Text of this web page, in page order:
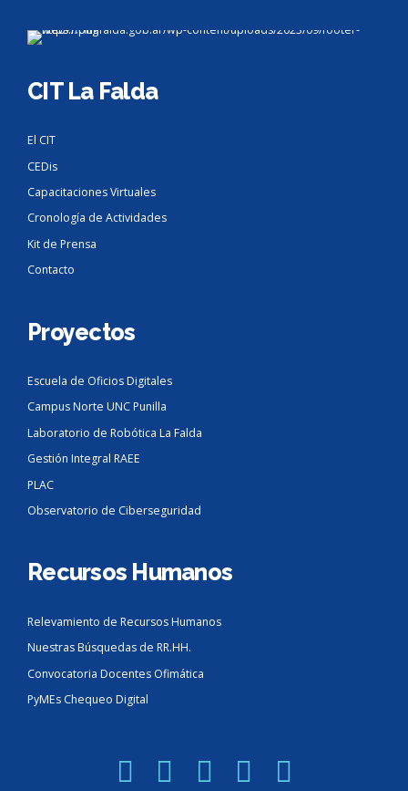
CIT La Falda
El CIT
CEDis
Capacitaciones Virtuales
Cronología de Actividades
Kit de Prensa
Contacto
Proyectos
Escuela de Oficios Digitales
Campus Norte UNC Punilla
Laboratorio de Robótica La Falda
Gestión Integral RAEE
PLAC
Observatorio de Ciberseguridad
Recursos Humanos
Relevamiento de Recursos Humanos
Nuestras Búsquedas de RR.HH.
Convocatoria Docentes Ofimática
PyMEs Chequeo Digital